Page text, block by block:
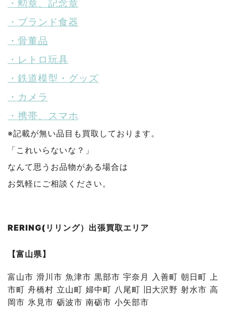
・勲章、記念章
・ブランド食器
・骨董品
・レトロ玩具
・鉄道模型・グッズ
・カメラ
・携帯、スマホ
※記載が無い品目も買取しております。
「これいらないな？」
なんて思うお品物がある場合は
お気軽にご相談ください。
RERING(リリング）出張買取エリア
【富山県】
富山市 滑川市 魚津市 黒部市 宇奈月 入善町 朝日町 上
市町 舟橋村 立山町 婦中町 八尾町 旧大沢野 射水市 高
岡市 氷見市 砺波市 南砺市 小矢部市